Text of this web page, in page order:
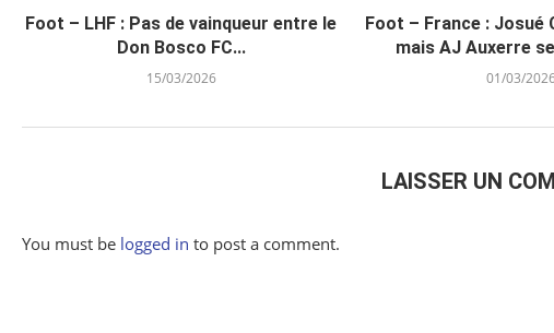
Foot – LHF : Pas de vainqueur entre le
Don Bosco FC...
15/03/2026
Foot – France : Josué
mais AJ Auxerre
01/03/
LAISSER UN
You must be logged in to post a comment.